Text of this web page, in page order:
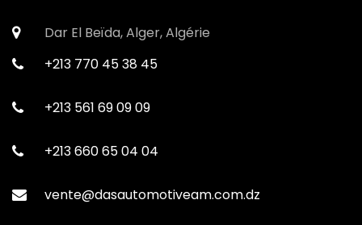
Dar El Beïda, Alger, Algérie
+213 770 45 38 45
+213 561 69 09 09
+213 660 65 04 04
vente@dasautomotiveam.com.dz